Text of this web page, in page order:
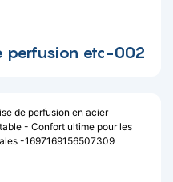
perfusion etc-002